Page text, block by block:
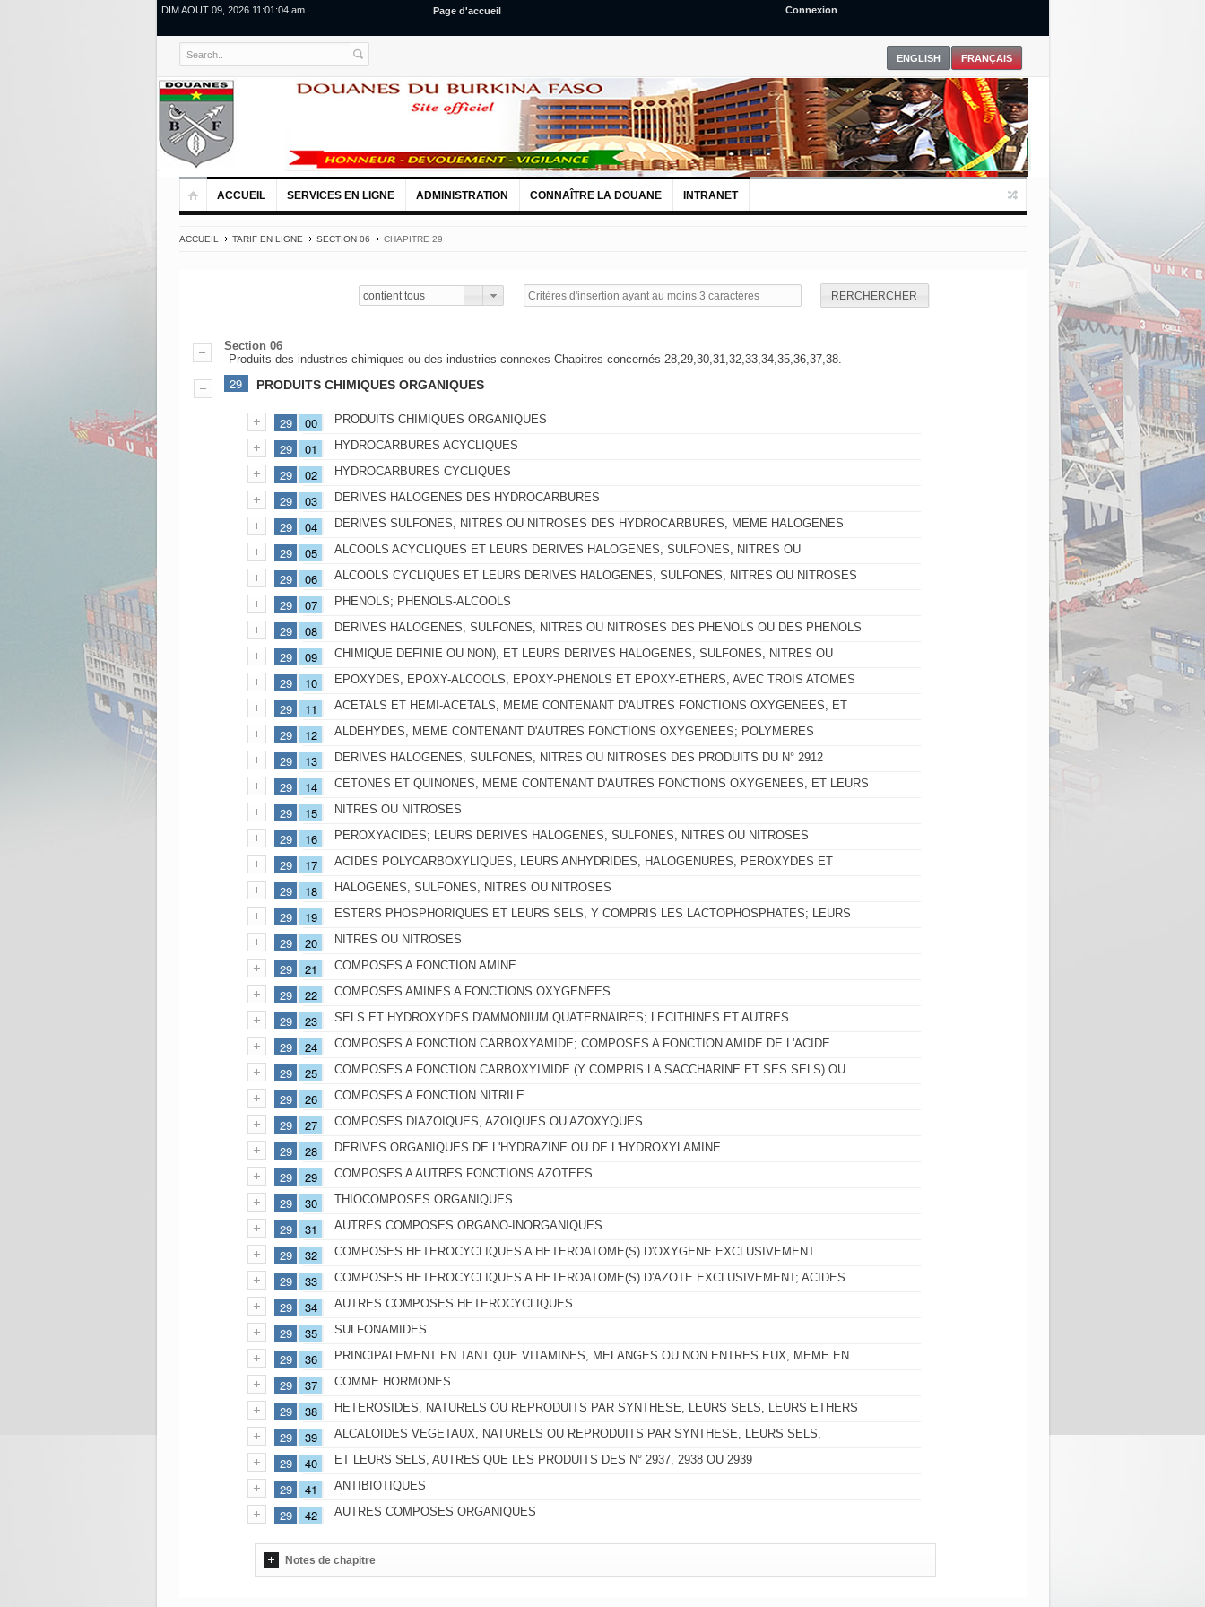
DIM AOUT 09, 2026 11:01:05 am Page d'accueil Connexion
ACCUEIL SERVICES EN LIGNE ADMINISTRATION CONNAÎTRE LA DOUANE INTRANET
ACCUEIL TARIF EN LIGNE SECTION 06 CHAPITRE 29
contient tous RERCHERCHER
Section 06
Produits des industries chimiques ou des industries connexes Chapitres concernés 28,29,30,31,32,33,34,35,36,37,38.
29 PRODUITS CHIMIQUES ORGANIQUES
29 00 PRODUITS CHIMIQUES ORGANIQUES
29 01 HYDROCARBURES ACYCLIQUES
29 02 HYDROCARBURES CYCLIQUES
29 03 DERIVES HALOGENES DES HYDROCARBURES
29 04 DERIVES SULFONES, NITRES OU NITROSES DES HYDROCARBURES, MEME HALOGENES
29 05 ALCOOLS ACYCLIQUES ET LEURS DERIVES HALOGENES, SULFONES, NITRES OU
29 06 ALCOOLS CYCLIQUES ET LEURS DERIVES HALOGENES, SULFONES, NITRES OU NITROSES
29 07 PHENOLS; PHENOLS-ALCOOLS
29 08 DERIVES HALOGENES, SULFONES, NITRES OU NITROSES DES PHENOLS OU DES PHENOLS
29 09 CHIMIQUE DEFINIE OU NON), ET LEURS DERIVES HALOGENES, SULFONES, NITRES OU
29 10 EPOXYDES, EPOXY-ALCOOLS, EPOXY-PHENOLS ET EPOXY-ETHERS, AVEC TROIS ATOMES
29 11 ACETALS ET HEMI-ACETALS, MEME CONTENANT D'AUTRES FONCTIONS OXYGENEES, ET
29 12 ALDEHYDES, MEME CONTENANT D'AUTRES FONCTIONS OXYGENEES; POLYMERES
29 13 DERIVES HALOGENES, SULFONES, NITRES OU NITROSES DES PRODUITS DU N° 2912
29 14 CETONES ET QUINONES, MEME CONTENANT D'AUTRES FONCTIONS OXYGENEES, ET LEURS
29 15 NITRES OU NITROSES
29 16 PEROXYACIDES; LEURS DERIVES HALOGENES, SULFONES, NITRES OU NITROSES
29 17 ACIDES POLYCARBOXYLIQUES, LEURS ANHYDRIDES, HALOGENURES, PEROXYDES ET
29 18 HALOGENES, SULFONES, NITRES OU NITROSES
29 19 ESTERS PHOSPHORIQUES ET LEURS SELS, Y COMPRIS LES LACTOPHOSPHATES; LEURS
29 20 NITRES OU NITROSES
29 21 COMPOSES A FONCTION AMINE
29 22 COMPOSES AMINES A FONCTIONS OXYGENEES
29 23 SELS ET HYDROXYDES D'AMMONIUM QUATERNAIRES; LECITHINES ET AUTRES
29 24 COMPOSES A FONCTION CARBOXYAMIDE; COMPOSES A FONCTION AMIDE DE L'ACIDE
29 25 COMPOSES A FONCTION CARBOXYIMIDE (Y COMPRIS LA SACCHARINE ET SES SELS) OU
29 26 COMPOSES A FONCTION NITRILE
29 27 COMPOSES DIAZOIQUES, AZOIQUES OU AZOXYQUES
29 28 DERIVES ORGANIQUES DE L'HYDRAZINE OU DE L'HYDROXYLAMINE
29 29 COMPOSES A AUTRES FONCTIONS AZOTEES
29 30 THIOCOMPOSES ORGANIQUES
29 31 AUTRES COMPOSES ORGANO-INORGANIQUES
29 32 COMPOSES HETEROCYCLIQUES A HETEROATOME(S) D'OXYGENE EXCLUSIVEMENT
29 33 COMPOSES HETEROCYCLIQUES A HETEROATOME(S) D'AZOTE EXCLUSIVEMENT; ACIDES
29 34 AUTRES COMPOSES HETEROCYCLIQUES
29 35 SULFONAMIDES
29 36 PRINCIPALEMENT EN TANT QUE VITAMINES, MELANGES OU NON ENTRES EUX, MEME EN
29 37 COMME HORMONES
29 38 HETEROSIDES, NATURELS OU REPRODUITS PAR SYNTHESE, LEURS SELS, LEURS ETHERS
29 39 ALCALOIDES VEGETAUX, NATURELS OU REPRODUITS PAR SYNTHESE, LEURS SELS,
29 40 ET LEURS SELS, AUTRES QUE LES PRODUITS DES N° 2937, 2938 OU 2939
29 41 ANTIBIOTIQUES
29 42 AUTRES COMPOSES ORGANIQUES
Notes de chapitre